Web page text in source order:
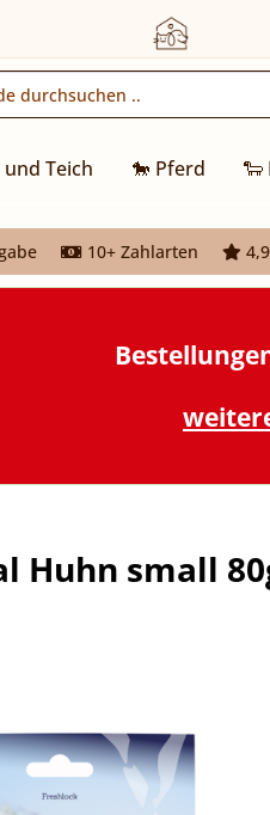
und Teich 🐎 Pferd 🐑
10+ Zahlarten
Huhn small